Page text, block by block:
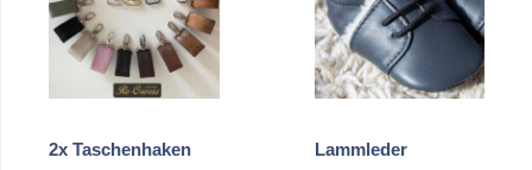
2x Taschenhaken
Lammleder